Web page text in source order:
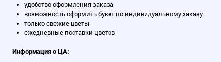
удобство оформления заказа
возможность оформить букет по индивидуальному заказу
только свежие цветы
ежедневные поставки цветов
Информация о ЦА: